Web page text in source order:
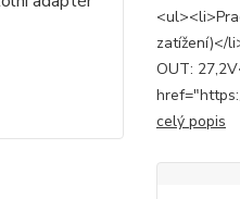
zatížení)</
OUT:
celý popis